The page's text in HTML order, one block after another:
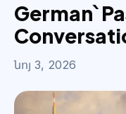
German՝
նոյ 3, 2026